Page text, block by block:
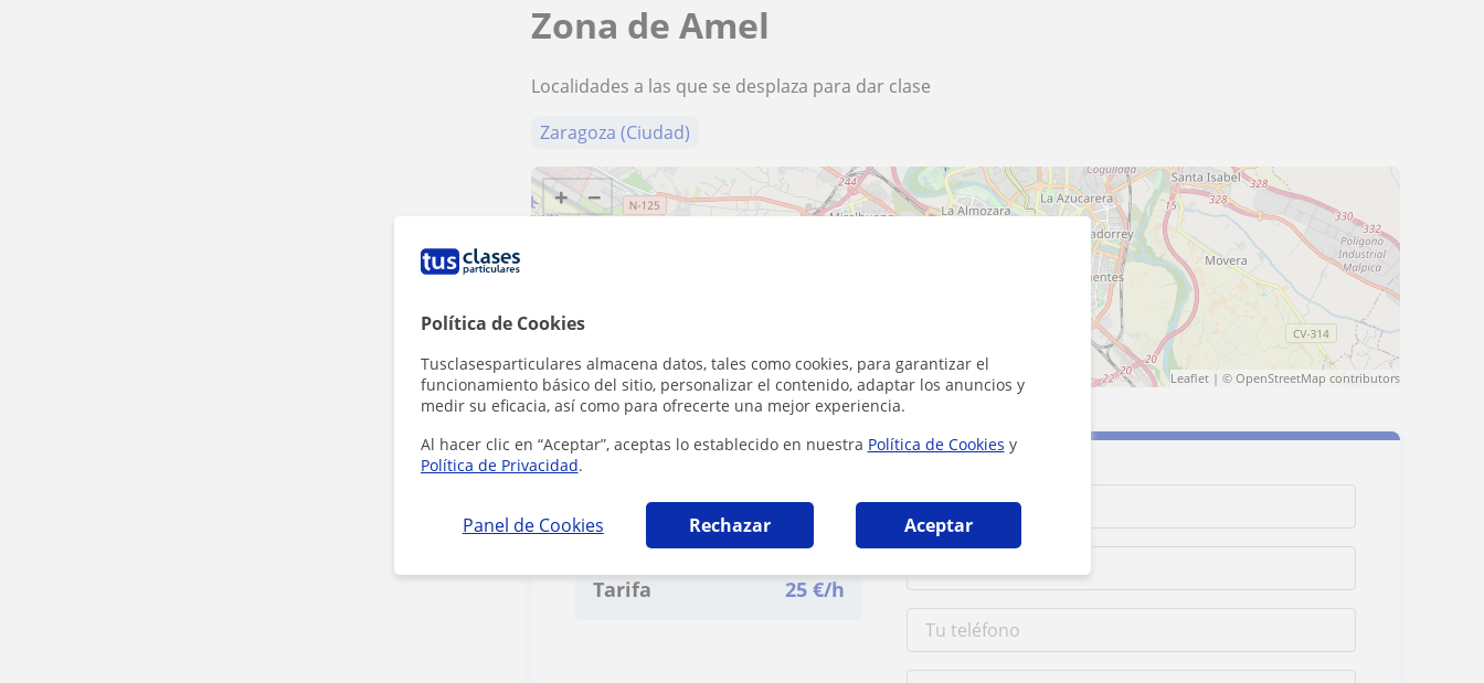
Política de Cookies
Tusclasesparticulares almacena datos, tales como cookies, para garantizar el
funcionamiento básico del sitio, personalizar el contenido, adaptar los anuncios y
medir su eficacia, así como para ofrecerte una mejor experiencia.
Al hacer clic en “Aceptar”, aceptas lo establecido en nuestra Política de Cookies y
Política de Privacidad.
Panel de Cookies Rechazar Aceptar
Zona de Amel
Localidades a las que se desplaza para dar clase
Zaragoza (Ciudad)
+ −
2 km
1 mi
Leaflet| © OpenStreetMap contributors
Contacta con Amel
Tarifa 25 €/h